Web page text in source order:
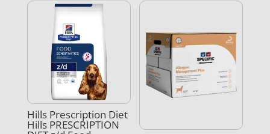
Hills Prescription Diet
Hills PRESCRIPTION